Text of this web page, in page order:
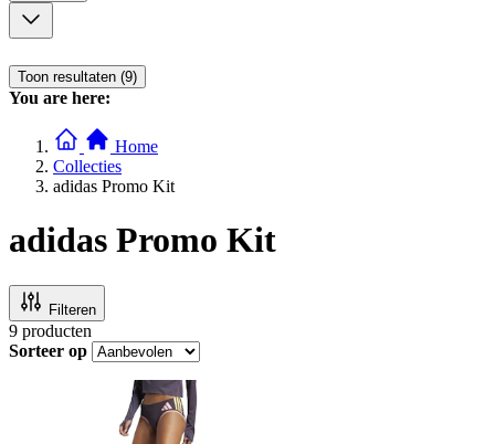
Toon resultaten (9)
You are here:
Home
Collecties
adidas Promo Kit
adidas Promo Kit
Filteren
9 producten
Sorteer op